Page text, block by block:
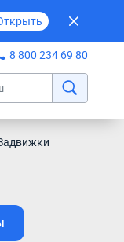
8 800 234 69 80